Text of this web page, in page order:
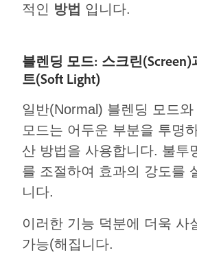
적인 방법 입니다.
블렌딩 모드: 스크린(Screen)
트(Soft Light)
일반(Normal) 블렌딩 모드
모드는 어두운 부분을 투명
산 방법을 사용합니다. 불투
를 조절하여 효과의 강도를
니다.
이러한 기능 덕분에 더욱 사
가능(해집니다.